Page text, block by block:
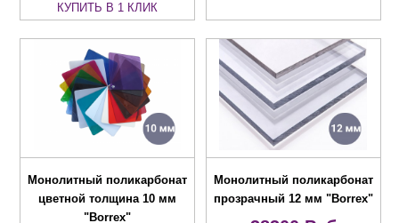
КУПИТЬ В 1 КЛИК
Монолитный поликарбонат
цветной толщина 10 мм
"Borrex"
Монолитный поликарбонат
прозрачный 12 мм "Borrex"